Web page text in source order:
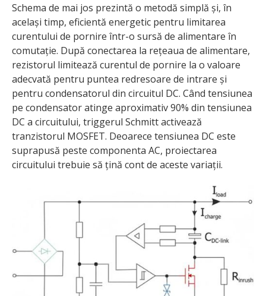
Schema de mai jos prezintă o metodă simplă și, în
același timp, eficientă energetic pentru limitarea
curentului de pornire într-o sursă de alimentare în
comutație. După conectarea la rețeaua de alimentare,
rezistorul limitează curentul de pornire la o valoare
adecvată pentru puntea redresoare de intrare și
pentru condensatorul din circuitul DC. Când tensiunea
pe condensator atinge aproximativ 90% din tensiunea
DC a circuitului, triggerul Schmitt activează
tranzistorul MOSFET. Deoarece tensiunea DC este
suprapusă peste componenta AC, proiectarea
circuitului trebuie să țină cont de aceste variații.